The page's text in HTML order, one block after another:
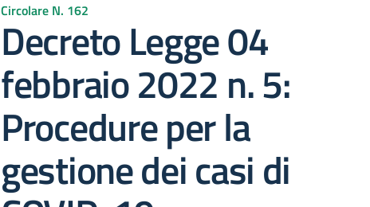
Circolare N. 162
Decreto Legge 04
febbraio 2022 n. 5:
Procedure per la
gestione dei casi di